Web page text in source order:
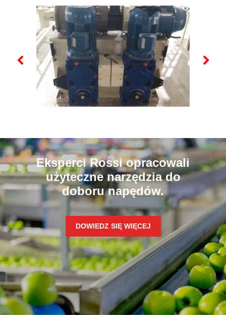
SERIA L
Przekładnie
kątowe o
niskich
przełożeniach